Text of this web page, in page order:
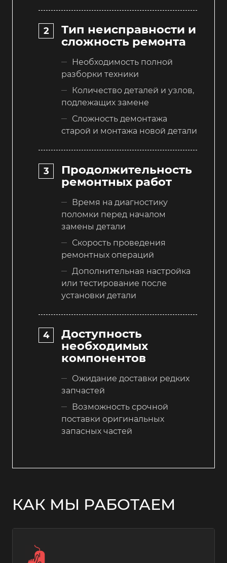
Тип неисправности и
сложность ремонта
Необходимость полной
разборки техники
Количество деталей и узлов,
подлежащих замене
Сложность демонтажа
старой и монтажа новой детали
Продолжительность
ремонтных работ
Время на диагностику
поломки перед началом
замены детали
Скорость проведения
ремонтных операций
Дополнительная настройка
или тестирование после
установки детали
Доступность
необходимых
компонентов
Ожидание доставки редких
запчастей
Возможность срочной
поставки оригинальных
запасных частей
КАК МЫ РАБОТАЕМ